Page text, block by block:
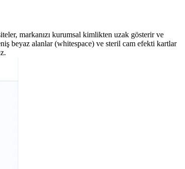
markanızı kurumsal kimlikten uzak gösterir ve
beyaz alanlar (whitespace) ve steril cam efekti kartlar